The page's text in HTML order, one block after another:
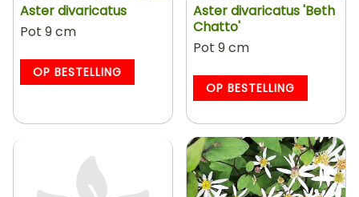
Aster divaricatus
Pot 9 cm
OP BESTELLING
Aster divaricatus 'Beth
Chatto'
Pot 9 cm
OP BESTELLING